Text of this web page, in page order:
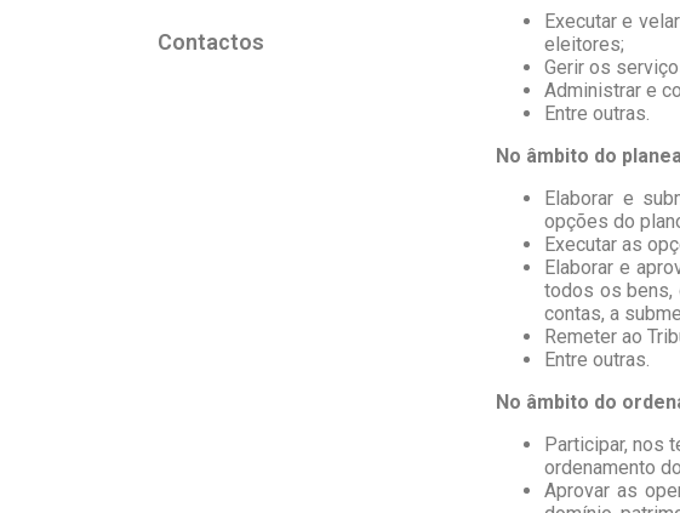
Contactos
Executar e
eleitores;
Gerir os
Administrar e
Entre outras.
No âmbito do
Elaborar e
opções do
Executar as
Elaborar e
todos os bens,
contas, a
Remeter ao
Entre outras.
No âmbito do
Participar, nos
ordenamento
Aprovar as